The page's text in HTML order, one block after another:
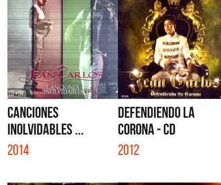
CANCIONES
INOLVIDABLES ...
2014
DEFENDIENDO LA
CORONA - CD
2012